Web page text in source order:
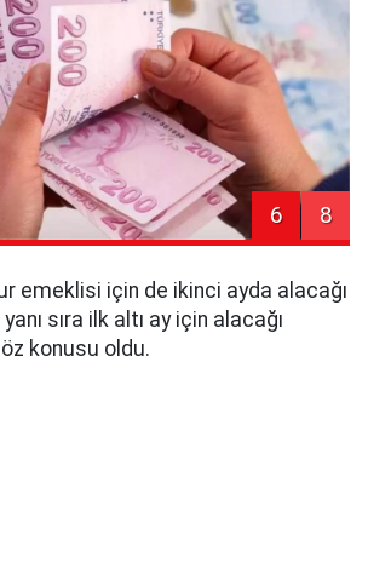
6 8
emeklisi için de ikinci ayda alacağı
sıra ilk altı ay için alacağı
konusu oldu.